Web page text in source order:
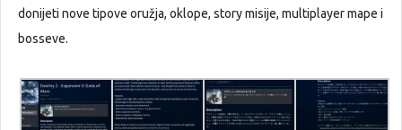
donijeti nove tipove oružja, oklope, story misije, multiplayer mape i
bosseve.